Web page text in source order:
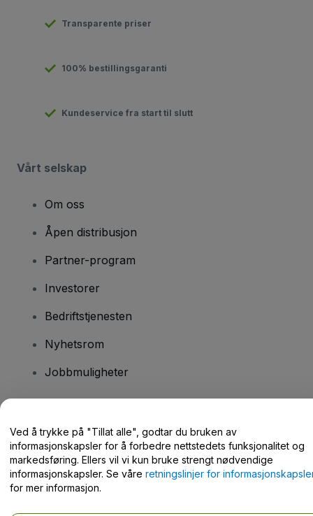
Transparente priser
100% bestillingsgaranti
Kundeservice fra start til slutt
Vårt selskap
Om oss
Åpen distribusjon
Partner-program
Investorer
Bedriftstjenesten
Nyhetsrom
Jobbmuligheter
Hjelpesenter / kontakt oss
Ved å trykke på "Tillat alle", godtar du bruken av
informasjonskapsler for å forbedre nettstedets funksjonalitet og
markedsføring. Ellers vil vi kun bruke strengt nødvendige
informasjonskapsler. Se våre retningslinjer for
for mer informasjon.